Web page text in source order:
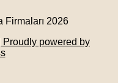
Firmaları 2026
| Proudly powered by